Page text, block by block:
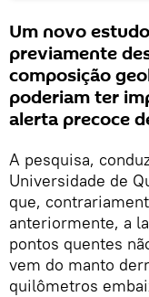
Um novo
previamente
composição
poderiam ter
alerta precoce
A pesquisa,
Universidade de
que,
anteriormente, a
pontos quentes
vem do manto
quilômetros